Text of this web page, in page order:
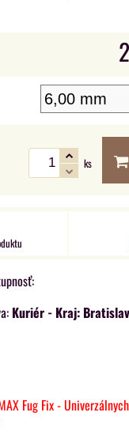
ks
Kuriér - Kraj:
Fug Fix -